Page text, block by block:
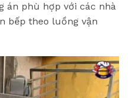
án phù hợp với các nhà
bếp theo luồng vận